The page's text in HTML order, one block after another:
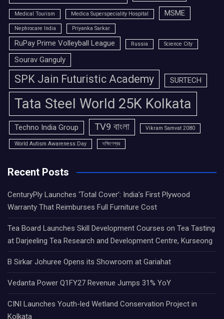
Medical Tourism Medica Superspeciality Hospital MSME
Nephrocare India Priyanka Sarkar
RuPay Prime Volleyball League Russia Science City
Sourav Ganguly
SPK Jain Futuristic Academy SURTECH
Tata Steel World 25K Kolkata
Techno India Group TV9 বাংলা Vikram Samvat 2080
World Autism Awareness Day দক্ষিণেশ্বর
Recent Posts
CenturyPly Launches ‘Total Cover’: India’s First Plywood
Warranty That Reimburses Full Furniture Cost
Tea Board Launches Skill Development Courses on Tea Tasting
at Darjeeling Tea Research and Development Centre, Kurseong
B Sirkar Johuree Opens its Showroom at Gariahat
Vedanta Power Q1FY27 Revenue Jumps 31% YoY
CINI Launches Youth-led Wetland Conservation Project in
Kolkata